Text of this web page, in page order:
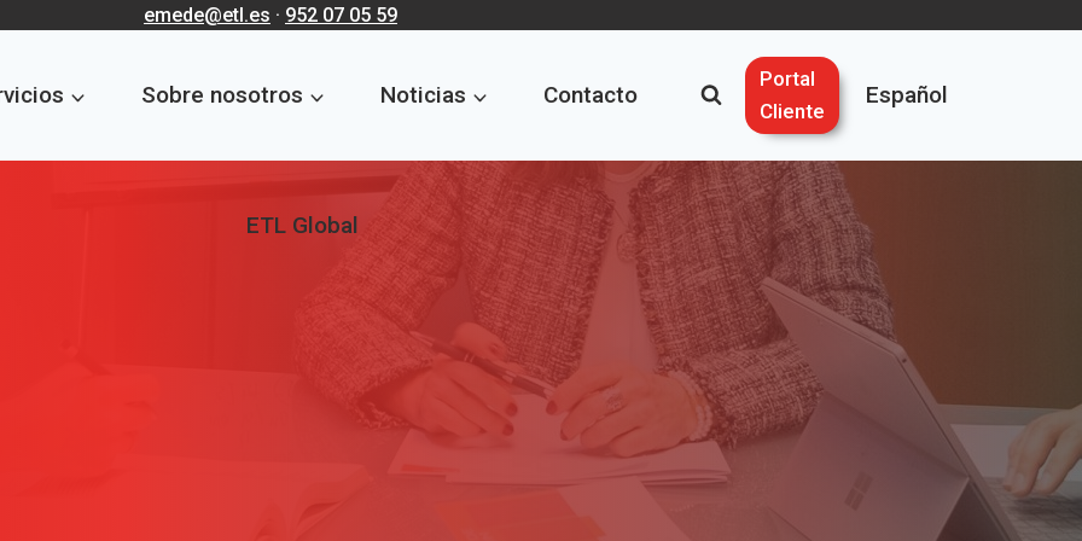
emede@etl.es · 952 07 05 59
Sobre nosotros Noticias Contacto
ETL Global
Portal
Cliente
Español